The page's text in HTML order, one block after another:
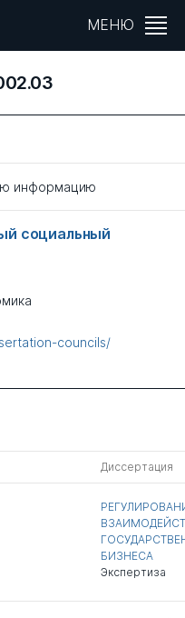
МЕНЮ
информацию
социальный
councils/
Диссертация
БИЗНЕСА
Экспертиза